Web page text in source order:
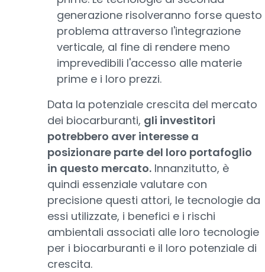
generazione risolveranno forse questo
problema attraverso l'integrazione
verticale, al fine di rendere meno
imprevedibili l'accesso alle materie
prime e i loro prezzi.
Data la potenziale crescita del mercato
dei biocarburanti, gli investitori
potrebbero aver interesse a
posizionare parte del loro portafoglio
in questo mercato. Innanzitutto, è
quindi essenziale valutare con
precisione questi attori, le tecnologie da
essi utilizzate, i benefici e i rischi
ambientali associati alle loro tecnologie
per i biocarburanti e il loro potenziale di
crescita.